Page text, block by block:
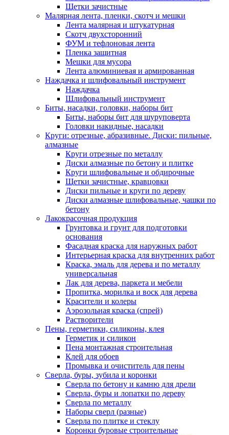
Щетки зачистные
Малярная лента, пленки, скотч и мешки
Лента малярная и штукатурная
Скотч двухсторонний
ФУМ и тефлоновая лента
Пленка защитная
Мешки для мусора
Лента алюминиевая и армированная
Наждачка и шлифовальный инструмент
Наждачка
Шлифовальный инструмент
Биты, насадки, головки, наборы бит
Биты, наборы бит для шуруповерта
Головки накидные, насадки
Круги: отрезные, абразивные. Диски: пильные,
алмазные
Круги отрезные по металлу
Диски алмазные по бетону и плитке
Круги шлифовальные и обдирочные
Щетки зачистные, кравцовки
Диски пильные и круги по дереву
Диски алмазные шлифовальные, чашки по
бетону
Лакокрасочная продукция
Грунтовка и грунт для подготовки
основания
Фасадная краска для наружных работ
Интерьерная краска для внутренних работ
Краска, эмаль для дерева и по металлу
универсальная
Лак для дерева, паркета и мебели
Пропитка, морилка и воск для дерева
Красители и колеры
Аэрозольная краска (спрей)
Растворители
Пены, герметики, силиконы, клея
Герметик и силикон
Пена монтажная строительная
Клей для обоев
Промывка и очиститель для пены
Сверла, буры, зубила и коронки
Сверла по бетону и камню для дрели
Сверла, буры и лопатки по дереву
Сверла по металлу
Наборы сверл (разные)
Сверла по плитке и стеклу
Коронки буровые строительные